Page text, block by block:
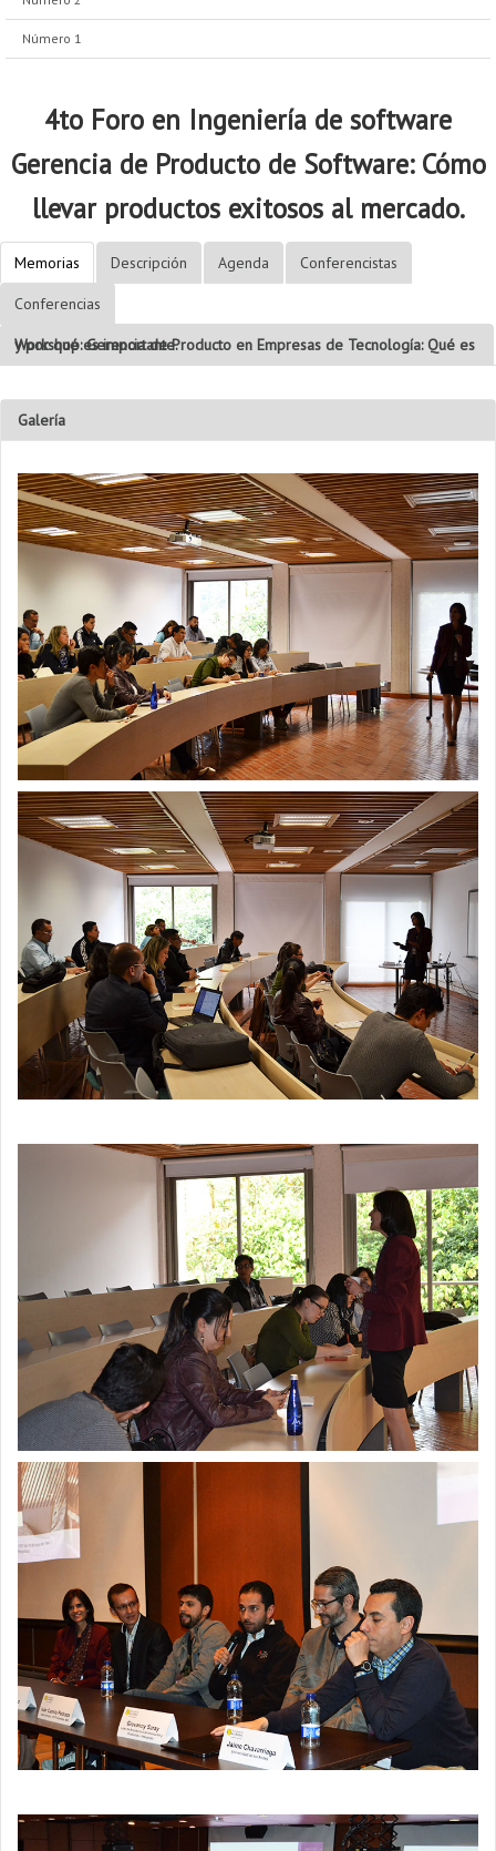
Número 1
4to Foro en Ingeniería de software
Gerencia de Producto de Software: Cómo
llevar productos exitosos al mercado.
Memorias Descripción Agenda Conferencistas
Conferencias
Workshop: Gerencia de Producto en Empresas de Tecnología: Qué es y por qué es importante.
Galería